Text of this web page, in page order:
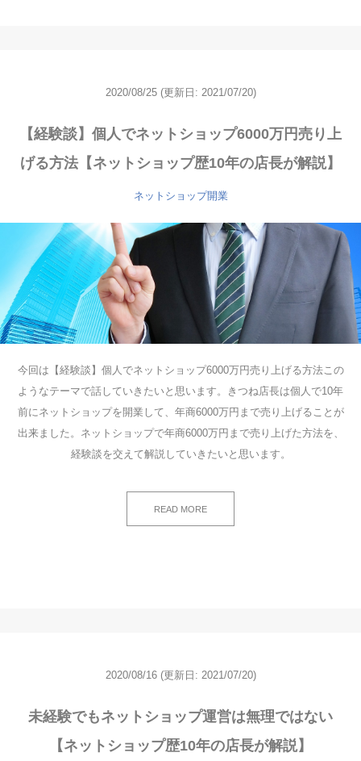
2020/08/25 (更新日: 2021/07/20)
【経験談】個人でネットショップ6000万円売り上
げる方法【ネットショップ歴10年の店長が解説】
ネットショップ開業
今回は【経験談】個人でネットショップ6000万円売り上げる方法この
ようなテーマで話していきたいと思います。きつね店長は個人で10年
前にネットショップを開業して、年商6000万円まで売り上げることが
出来ました。ネットショップで年商6000万円まで売り上げた方法を、
経験談を交えて解説していきたいと思います。
READ MORE
2020/08/16 (更新日: 2021/07/20)
未経験でもネットショップ運営は無理ではない
【ネットショップ歴10年の店長が解説】